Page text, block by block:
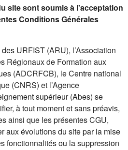
site sont soumis à l'acceptation
Conditions Générales
URFIST (ARU), l’Association
Régionaux de Formation aux
(ADCRFCB), le Centre national
(CNRS) et l’Agence
supérieur (Abes) se
à tout moment et sans préavis,
ainsi que les présentes CGU,
aux évolutions du site par la mise
fonctionnalités ou la suppression